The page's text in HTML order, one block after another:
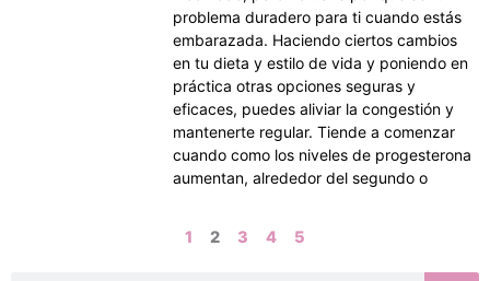
problema duradero para ti cuando estás
embarazada. Haciendo ciertos cambios
en tu dieta y estilo de vida y poniendo en
práctica otras opciones seguras y
eficaces, puedes aliviar la congestión y
mantenerte regular. Tiende a comenzar
cuando como los niveles de progesterona
aumentan, alrededor del segundo o
1 2 3 4 5